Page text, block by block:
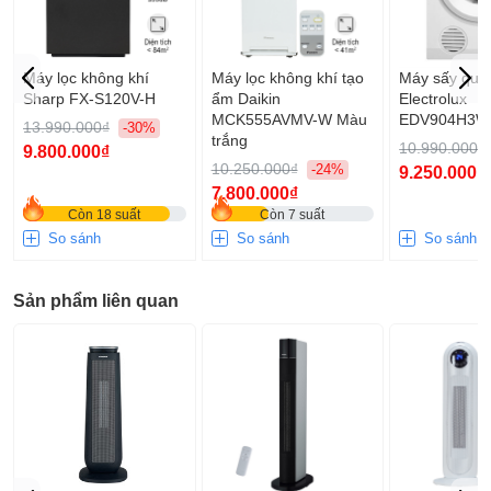
Máy lọc không khí
Sharp FX-S120V-H
13.990.000₫
-30%
9.800.000₫
Còn 18 suất
So sánh
Máy lọc không khí tạo
ẩm Daikin
MCK555AVMV-W Màu
trắng
10.250.000₫
-24%
7.800.000₫
Còn 7 suất
So sánh
Máy sấy
Electrolux
10.990.000₫
9.250.000₫
So sánh
Sản phẩm liên quan